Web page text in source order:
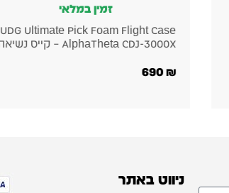
זמין במלאי
UDG Ultimate Aluminum Flight Case
AlphaTheta XDJ-AZ Black קייס קשיח
₪
1,100
ניווט באתר